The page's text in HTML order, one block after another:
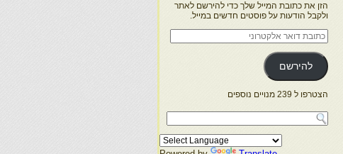
הזן את כתובת המייל שלך כדי להירשם לאתר
ולקבל הודעות על פוסטים חדשים במייל.
כתובת
דואר
אלקטרוני
להירשם
הצטרפו ל 239 מנויים נוספים